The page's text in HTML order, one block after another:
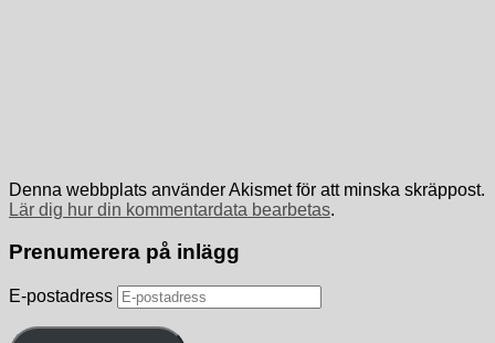
Denna webbplats använder Akismet för att minska skräppost.
Lär dig hur din kommentardata bearbetas.
Prenumerera på inlägg
E-postadress